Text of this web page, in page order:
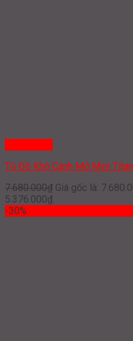
Tủ Đồ Khô Cánh Mở Mini
7.680.000₫ Giá gốc là:
5.376.000₫.
-30%